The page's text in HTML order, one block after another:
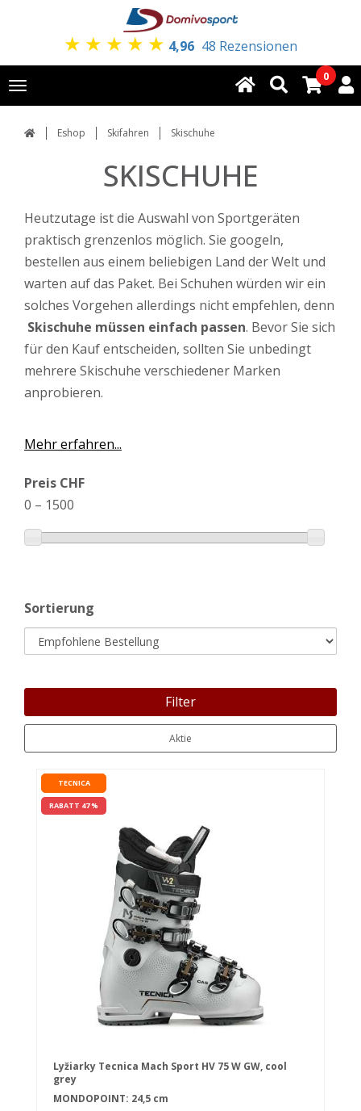
★ ★ ★ ★ ★ 4,96 48 Rezensionen
Toggle
navigation
0
Eshop Skifahren Skischuhe
SKISCHUHE
Heutzutage ist die Auswahl von Sportgeräten
praktisch grenzenlos möglich. Sie googeln,
bestellen aus einem beliebigen Land der Welt und
warten auf das Paket. Bei Schuhen würden wir ein
solches Vorgehen allerdings nicht empfehlen, denn
Skischuhe müssen einfach passen. Bevor Sie sich
für den Kauf entscheiden, sollten Sie unbedingt
mehrere Skischuhe verschiedener Marken
anprobieren.
Mehr erfahren...
Preis CHF
0 – 1500
Sortierung
Filter
Aktie
TECNICA
RABATT 47 %
Lyžiarky Tecnica Mach Sport HV 75 W GW, cool
grey
MONDOPOINT: 24,5 cm